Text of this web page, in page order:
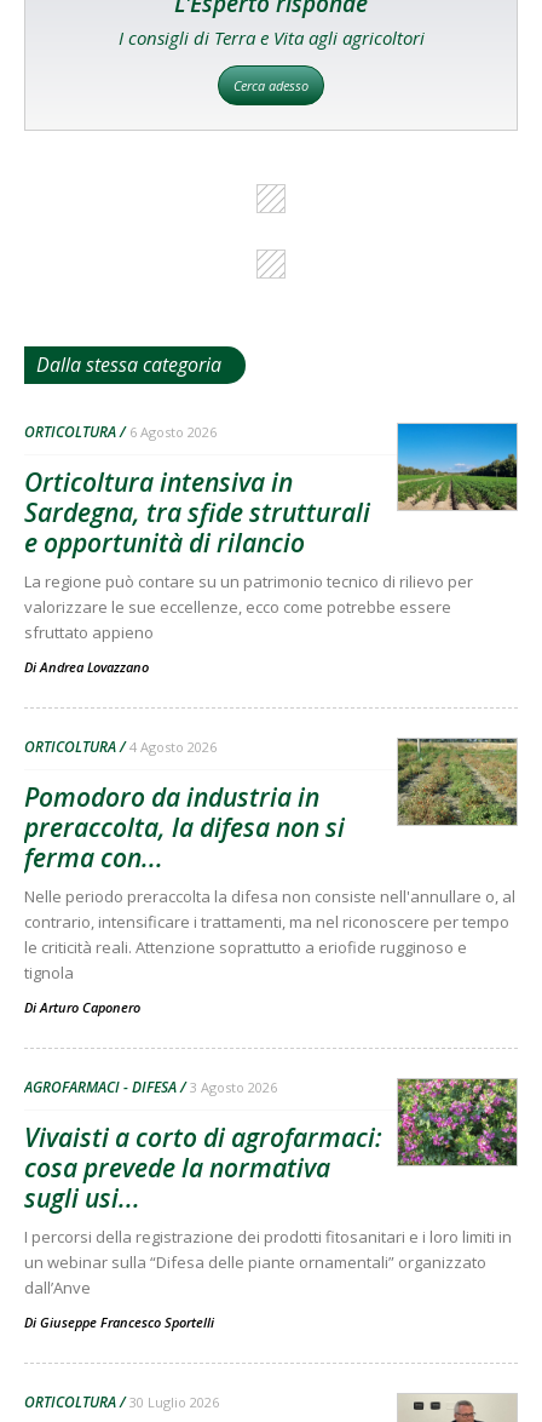
I consigli di Terra e Vita agli agricoltori
Cerca adesso
Dalla stessa categoria
ORTICOLTURA 6 Agosto 2026
Orticoltura intensiva in
Sardegna, tra sfide strutturali
e opportunità di rilancio
La regione può contare su un patrimonio tecnico di rilievo per
valorizzare le sue eccellenze, ecco come potrebbe essere
sfruttato appieno
Di Andrea Lovazzano
ORTICOLTURA 4 Agosto 2026
Pomodoro da industria in
preraccolta, la difesa non si
ferma con...
Nelle periodo preraccolta la difesa non consiste nell'annullare o, al
contrario, intensificare i trattamenti, ma nel riconoscere per tempo
le criticità reali. Attenzione soprattutto a eriofide rugginoso e
tignola
Di Arturo Caponero
AGROFARMACI - DIFESA 3 Agosto 2026
Vivaisti a corto di agrofarmaci:
cosa prevede la normativa
sugli usi...
I percorsi della registrazione dei prodotti fitosanitari e i loro limiti in
un webinar sulla “Difesa delle piante ornamentali” organizzato
dall’Anve
Di Giuseppe Francesco Sportelli
ORTICOLTURA 30 Luglio 2026